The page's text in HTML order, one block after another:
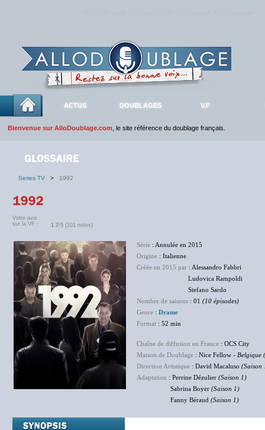
ACTUS DOUBLAGES V.F
Bienvenue sur AlloDoublage.com , le site référence du doublage français.
Series TV > 1992
Votre avis
sur la VF :
1.7/5 (101 notes)
Série : Annulée en 2015
Origine : Italienne
Créée en 2015 par : Alessandro Fabbri
Ludovica Rampoldi
Stefano Sardo
Nombre de saisons : 01 (10 épisodes)
Genre : Drame
Format : 52 min
Chaîne de diffusion en France : OCS City
Maison de Doublage : Nice Fellow - Belgique
Direction Artistique : David Macaluso (Saison
Adaptation : Perrine Dézulier (Saison 1)
Sabrina Boyer (Saison 1)
Fanny Béraud (Saison 1)